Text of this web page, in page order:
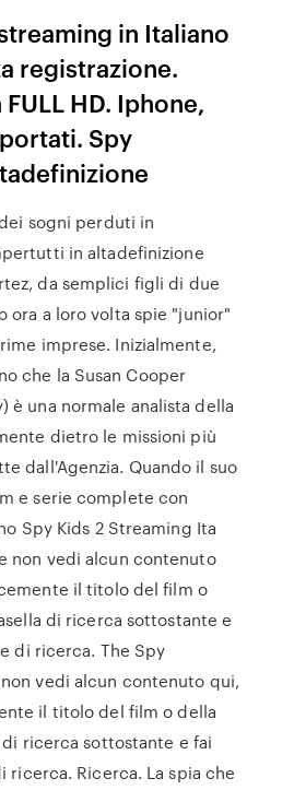
in Italiano
registrazione.
HD. Iphone,
Spy
sogni perduti in
in altadefinizione
da semplici figli di due
ora a loro volta spie "junior"
imprese. Inizialmente,
che la Susan Cooper
è una normale analista della
dietro le missioni più
dall'Agenzia. Quando il suo
e serie complete con
Spy Kids 2 Streaming Ita
non vedi alcun contenuto
il titolo del film o
di ricerca sottostante e
di ricerca. The Spy
vedi alcun contenuto qui,
il titolo del film o della
ricerca sottostante e fai
ricerca. Ricerca. La spia che